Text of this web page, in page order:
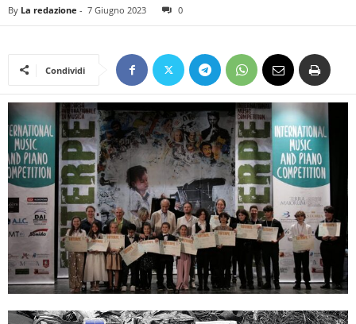
By La redazione - 7 Giugno 2023 0
Condividi